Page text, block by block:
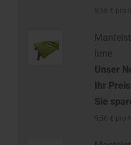
lime
Unser
Ihr
Sie